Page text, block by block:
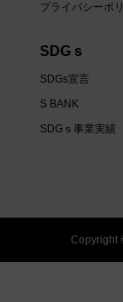
プライバシーポ
SDGｓ
SDGs宣言
S BANK
SDGｓ事業実績
Copyright